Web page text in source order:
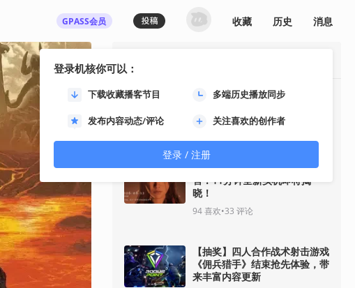
GPASS会员
登录机核你可以：
下载收藏播客节目 多端历史播放同步
发布内容动态/评论 关注喜欢的创作者
登录 / 注册
收藏 历史 消息
最热资讯
《GTA6》“分量十足的一瞥”预
35 喜欢•30评论
《影之刃零》8月12日开启预
售！11分钟全新实机即将揭
晓！
94喜欢•33 评论
【抽奖】四人合作战术射击游戏
《佣兵猎手》结束抢先体验，带
来丰富内容更新